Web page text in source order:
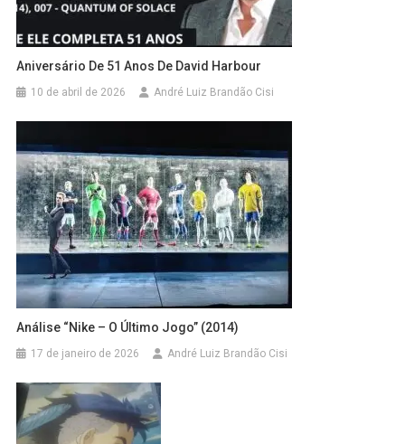
Aniversário De 51 Anos De David Harbour
10 de abril de 2026 André Luiz Brandão Cisi
Análise “Nike – O Último Jogo” (2014)
17 de janeiro de 2026 André Luiz Brandão Cisi